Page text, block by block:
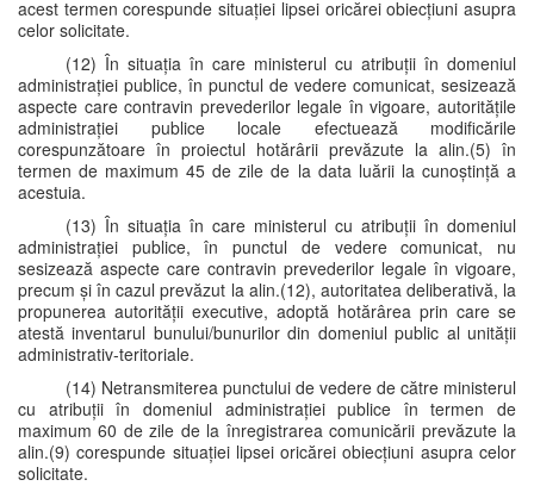
acest termen corespunde situației lipsei oricărei obiecțiuni asupra
celor solicitate.
(12) În situația în care ministerul cu atribuții în domeniul
administrației publice, în punctul de vedere comunicat, sesizează
aspecte care contravin prevederilor legale în vigoare, autoritățile
administrației publice locale efectuează modificările
corespunzătoare în proiectul hotărârii prevăzute la alin.(5) în
termen de maximum 45 de zile de la data luării la cunoștință a
acestuia.
(13) În situația în care ministerul cu atribuții în domeniul
administrației publice, în punctul de vedere comunicat, nu
sesizează aspecte care contravin prevederilor legale în vigoare,
precum și în cazul prevăzut la alin.(12), autoritatea deliberativă, la
propunerea autorității executive, adoptă hotărârea prin care se
atestă inventarul bunului/bunurilor din domeniul public al unității
administrativ-teritoriale.
(14) Netransmiterea punctului de vedere de către ministerul
cu atribuții în domeniul administrației publice în termen de
maximum 60 de zile de la înregistrarea comunicării prevăzute la
alin.(9) corespunde situației lipsei oricărei obiecțiuni asupra celor
solicitate.